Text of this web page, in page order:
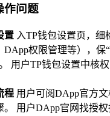
作问题
置 入TP钱包设置页，细
DApp权限管理等），保
用户TP钱包设置中核
程 用户可阅DApp官方
。 用户DApp官网找授